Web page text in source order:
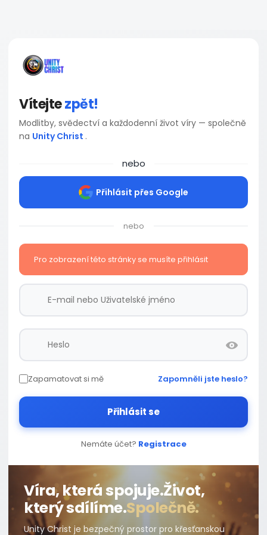
Vítejtezpět!
Modlitby, svědectví a každodenní život víry — společně
na Unity Christ .
nebo
Přihlásit přes Google
nebo
Pro zobrazení této stránky se musíte přihlásit
Zapamatovat si mě Zapomněli jste heslo?
Přihlásit se
Nemáte účet? Registrace
Víra, která spojuje.Život,
který sdílíme.Společně.
Unity Christ je bezpečný prostor pro křesťanskou